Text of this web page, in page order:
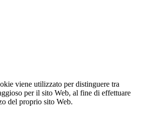
viene utilizzato per distinguere tra
per il sito Web, al fine di effettuare
del proprio sito Web.